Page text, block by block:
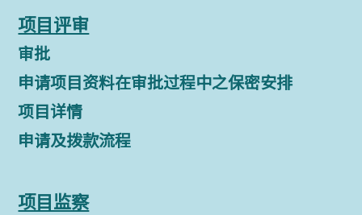
项目评审
审批
申请项目资料在审批过程中之保密安排
项目详情
申请及拨款流程
项目监察